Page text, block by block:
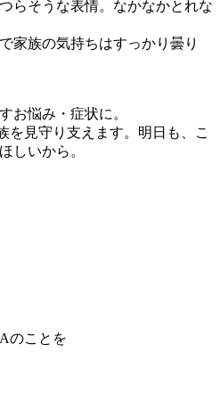
らそうな表情。なかなかとれな
家族の気持ちはすっかり曇り
お悩み・症状に。
を見守り支えます。明日も、こ
しいから。
のことを